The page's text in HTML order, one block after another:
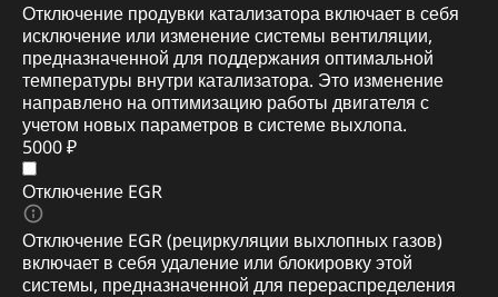
Отключение продувки катализатора включает в себя
исключение или изменение системы вентиляции,
предназначенной для поддержания оптимальной
температуры внутри катализатора. Это изменение
направлено на оптимизацию работы двигателя с
учетом новых параметров в системе выхлопа.
5000 ₽
Отключение EGR
Отключение EGR (рециркуляции выхлопных газов)
включает в себя удаление или блокировку этой
системы, предназначенной для перераспределения